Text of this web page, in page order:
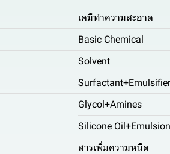
เคมีทำความสะอาด
Basic Chemical
Solvent
Surfactant+Emulsifier
Glycol+Amines
Silicone
สารเพิ่มความหนืด